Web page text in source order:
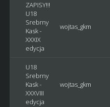
ZAPISY!!!
U18
Srebrny
Kask -
XXXIX
edycja
wojtas_gkm
U18
Srebrny
Kask -
XXXVIII
edycja
wojtas_gkm